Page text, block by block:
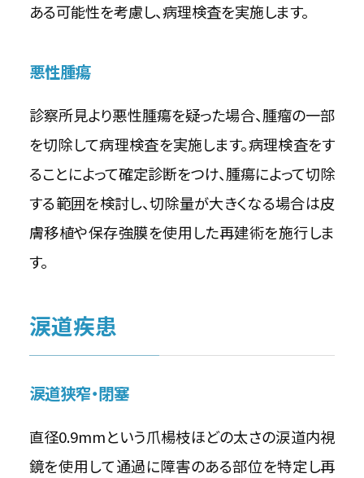
ある可能性を考慮し、病理検査を実施します。
悪性腫瘍
診察所見より悪性腫瘍を疑った場合、腫瘤の一部
を切除して病理検査を実施します。病理検査をす
ることによって確定診断をつけ、腫瘍によって切除
する範囲を検討し、切除量が大きくなる場合は皮
膚移植や保存強膜を使用した再建術を施行しま
す。
涙道疾患
涙道狭窄・閉塞
直径0.9mmという爪楊枝ほどの太さの涙道内視
鏡を使用して通過に障害のある部位を特定し再